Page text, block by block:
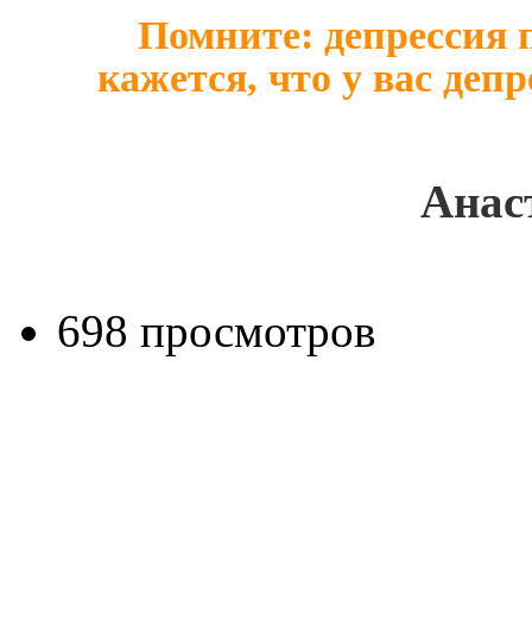
Помните: депрессия
кажется, что у вас
698 просмотров